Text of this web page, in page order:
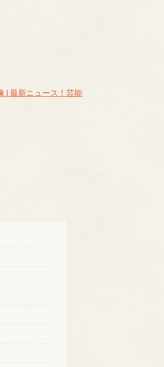
| 最新ニュース！芸能